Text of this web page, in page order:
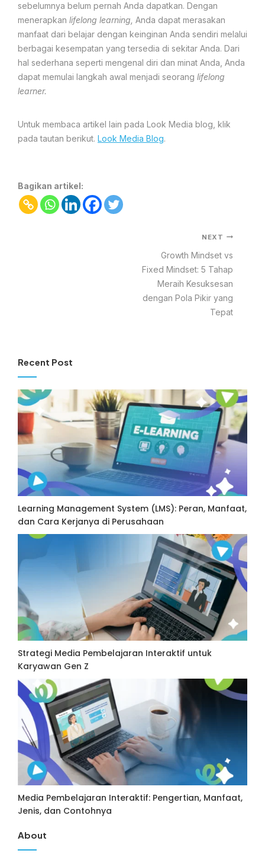
sebelumnya belum pernah Anda dapatkan. Dengan
menerapkan lifelong learning, Anda dapat merasakan
manfaat dari belajar dengan keinginan Anda sendiri melalui
berbagai kesempatan yang tersedia di sekitar Anda. Dari
hal sederhana seperti mengenal diri dan minat Anda, Anda
dapat memulai langkah awal menjadi seorang lifelong
learner.
Untuk membaca artikel lain pada Look Media blog, klik
pada tautan berikut. Look Media Blog.
Bagikan artikel:
NEXT
Growth Mindset vs
Fixed Mindset: 5 Tahap
Meraih Kesuksesan
dengan Pola Pikir yang
Tepat
Recent Post
Learning Management System (LMS): Peran, Manfaat,
dan Cara Kerjanya di Perusahaan
Strategi Media Pembelajaran Interaktif untuk
Karyawan Gen Z
Media Pembelajaran Interaktif: Pengertian, Manfaat,
Jenis, dan Contohnya
About